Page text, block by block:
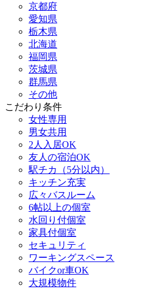
京都府
愛知県
栃木県
北海道
福岡県
茨城県
群馬県
その他
こだわり条件
女性専用
男女共用
2人入居OK
友人の宿泊OK
駅チカ（5分以内）
キッチン充実
広々バスルーム
6帖以上の個室
水回り付個室
家具付個室
セキュリティ
ワーキングスペース
バイクor車OK
大規模物件